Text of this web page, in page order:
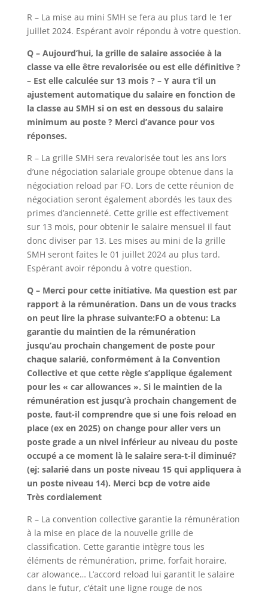
R – La mise au mini SMH se fera au plus tard le 1er
juillet 2024. Espérant avoir répondu à votre question.
Q – Aujourd’hui, la grille de salaire associée à la
classe va elle être revalorisée ou est elle définitive ?
– Est elle calculée sur 13 mois ? – Y aura t’il un
ajustement automatique du salaire en fonction de
la classe au SMH si on est en dessous du salaire
minimum au poste ? Merci d’avance pour vos
réponses.
R – La grille SMH sera revalorisée tout les ans lors
d’une négociation salariale groupe obtenue dans la
négociation reload par FO. Lors de cette réunion de
négociation seront également abordés les taux des
primes d’ancienneté. Cette grille est effectivement
sur 13 mois, pour obtenir le salaire mensuel il faut
donc diviser par 13. Les mises au mini de la grille
SMH seront faites le 01 juillet 2024 au plus tard.
Espérant avoir répondu à votre question.
Q – Merci pour cette initiative. Ma question est par
rapport à la rémunération. Dans un de vous tracks
on peut lire la phrase suivante:FO a obtenu: La
garantie du maintien de la rémunération
jusqu’au prochain changement de poste pour
chaque salarié, conformément à la Convention
Collective et que cette règle s’applique également
pour les « car allowances ». Si le maintien de la
rémunération est jusqu’à prochain changement de
poste, faut-il comprendre que si une fois reload en
place (ex en 2025) on change pour aller vers un
poste grade a un nivel inférieur au niveau du poste
occupé a ce moment là le salaire sera-t-il diminué?
(ej: salarié dans un poste niveau 15 qui appliquera à
un poste niveau 14). Merci bcp de votre aide
Très cordialement
R – La convention collective garantie la rémunération
à la mise en place de la nouvelle grille de
classification. Cette garantie intègre tous les
éléments de rémunération, prime, forfait horaire,
car alowance… L’accord reload lui garantit le salaire
dans le futur, c’était une ligne rouge de nos